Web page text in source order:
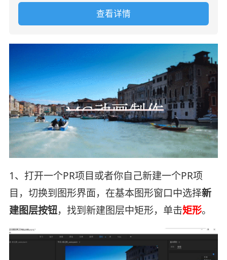
查看详情
1、打开一个PR项目或者你自己新建一个PR项
目，切换到图形界面，在基本图形窗口中选择新
建图层按钮，找到新建图层中矩形，单击矩形。